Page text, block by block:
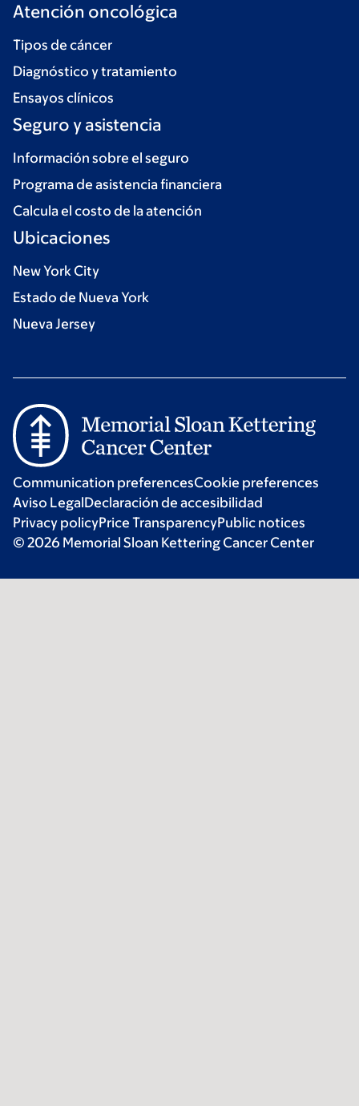
Atención oncológica
Tipos de cáncer
Diagnóstico y tratamiento
Ensayos clínicos
Seguro y asistencia
Información sobre el seguro
Programa de asistencia financiera
Calcula el costo de la atención
Ubicaciones
New York City
Estado de Nueva York
Nueva Jersey
Communication preferencesCookie preferences
Aviso LegalDeclaración de accesibilidad
Privacy policyPrice TransparencyPublic notices
© 2026 Memorial Sloan Kettering Cancer Center